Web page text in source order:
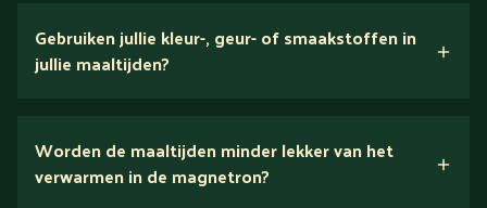
voedingsexperts
Gebruiken jullie kleur-, geur- of smaakstoffen in
jullie maaltijden?
Worden de maaltijden minder lekker van het
verwarmen in de magnetron?